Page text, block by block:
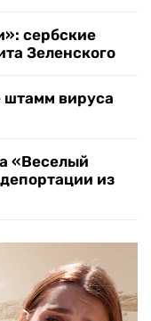
сербские
Зеленского
вируса
«Веселый
из